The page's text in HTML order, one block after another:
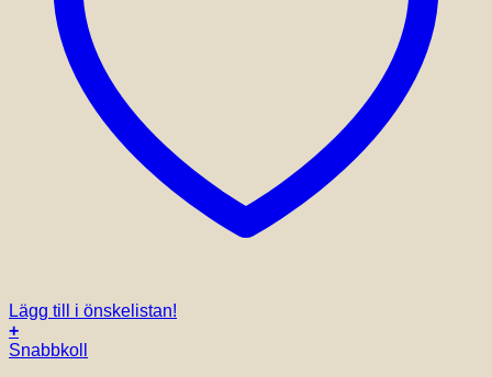
Lägg till i önskelistan!
+
Snabbkoll